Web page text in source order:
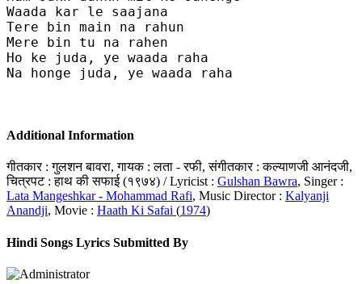
Waada kar le saajana
Tere bin main na rahun
Mere bin tu na rahen
Ho ke juda, ye waada raha
Na honge juda, ye waada raha
Additional Information
गीतकार : गुलशन बावरा, गायक : लता - रफी, संगीतकार : कल्याणजी आनंदजी,
चित्रपट : हाथ की सफाई (१९७४) / Lyricist : Gulshan Bawra, Singer :
Lata Mangeshkar - Mohammad Rafi, Music Director : Kalyanji
Anandji, Movie : Haath Ki Safai (1974)
Hindi Songs Lyrics Submitted By